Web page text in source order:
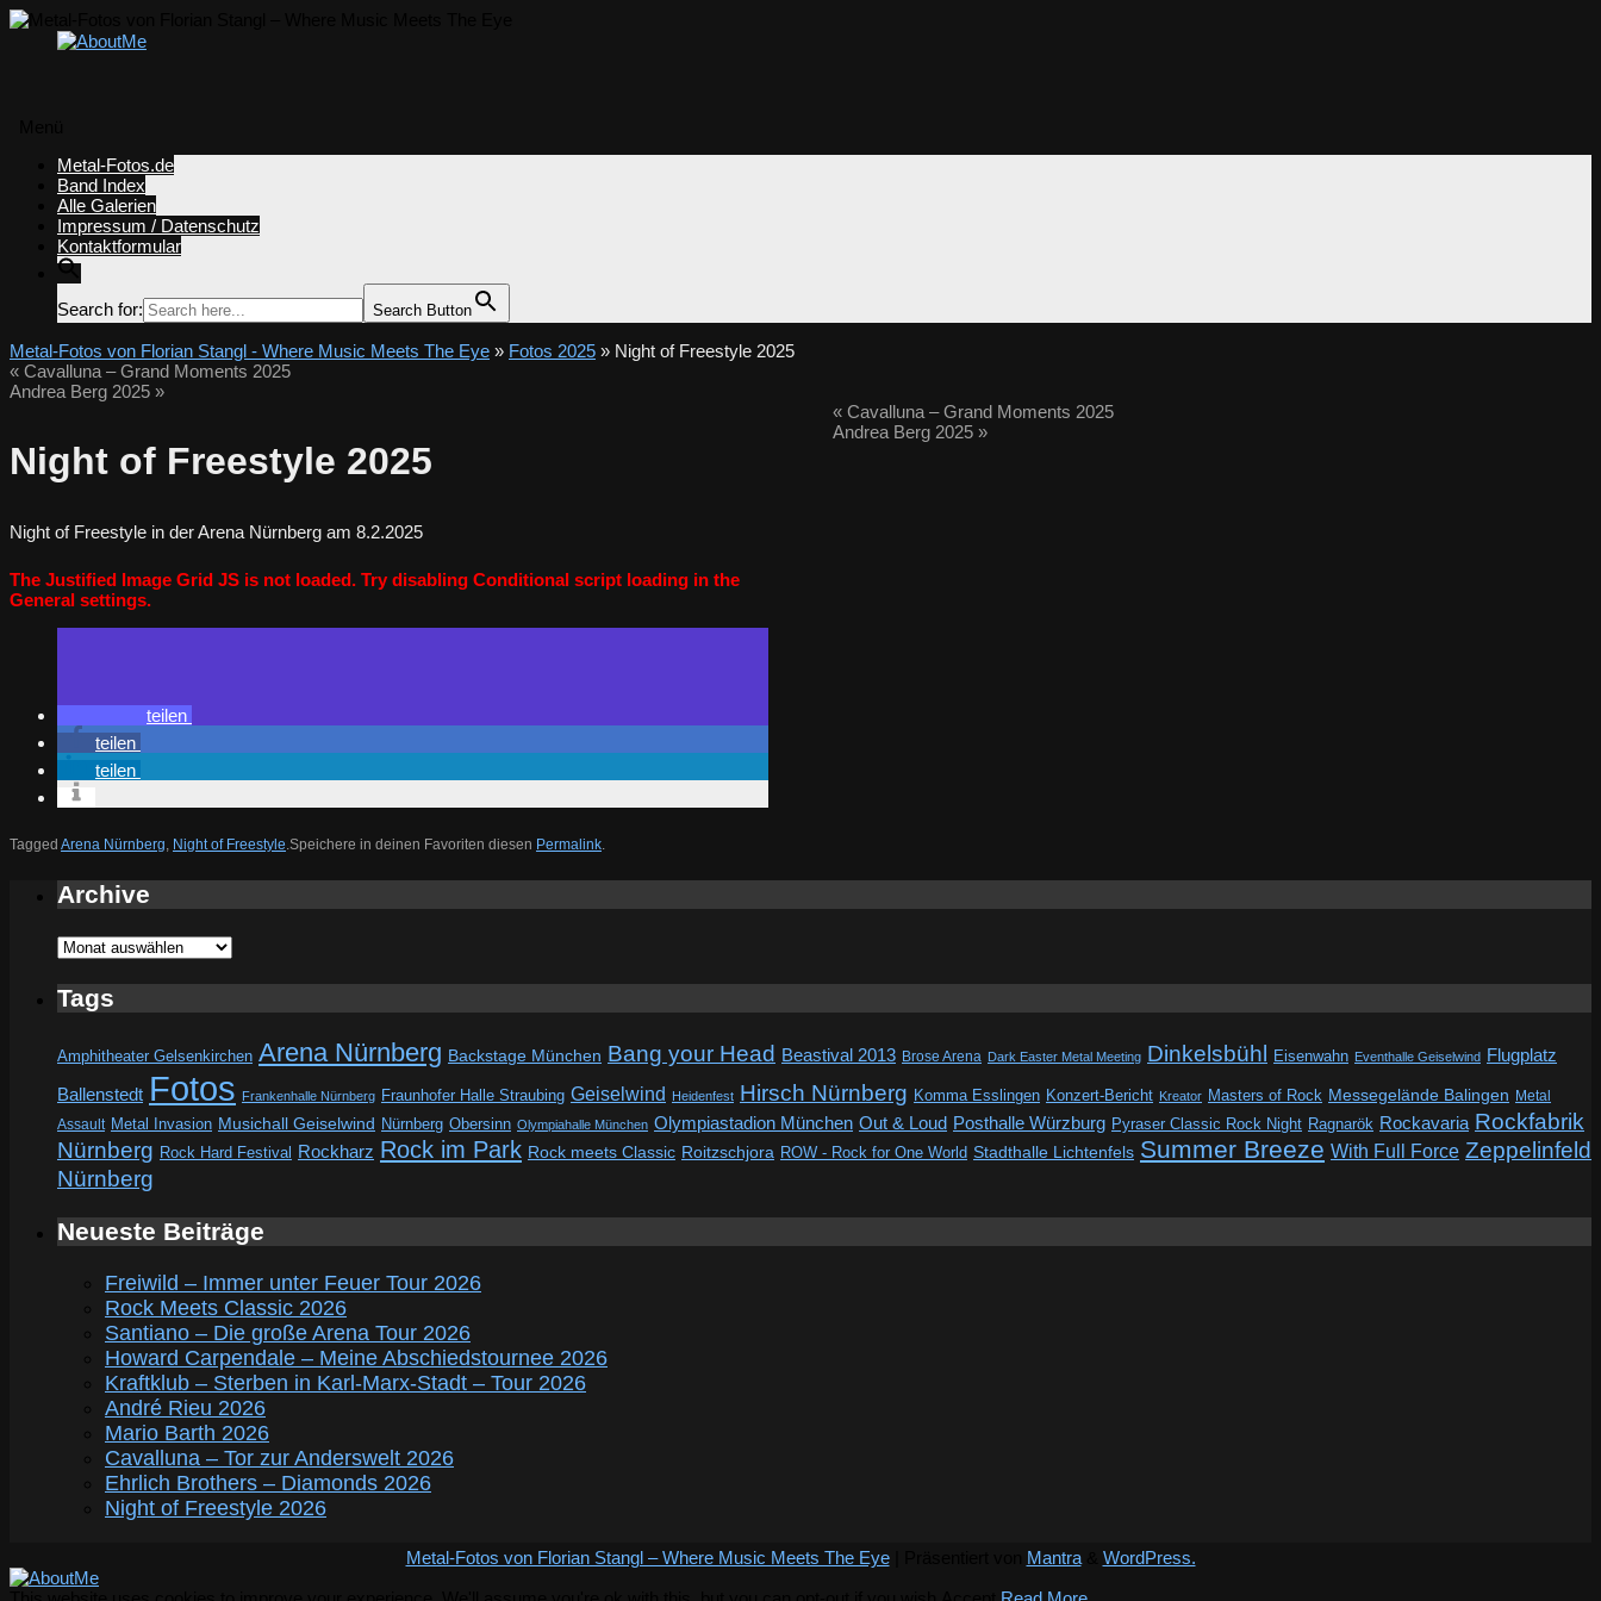
springen
Metal-Fotos.de
Band Index
Alle Galerien
Impressum / Datenschutz
Kontaktformular
Search for: Search Button
Metal-Fotos von Florian Stangl - Where Music Meets The Eye » Fotos 2025 » Night of Freestyle 2025
« Cavalluna – Grand Moments 2025
Andrea Berg 2025 »
Night of Freestyle 2025
Night of Freestyle in der Arena Nürnberg am 8.2.2025
The Justified Image Grid JS is not loaded. Try disabling Conditional script loading in the
General settings.
teilen
teilen
teilen
Tagged Arena Nürnberg, Night of Freestyle.Speichere in deinen Favoriten diesen Permalink.
«Cavalluna – Grand Moments 2025
Andrea Berg 2025 »
Archive
Archive
Tags
Amphitheater Gelsenkirchen Arena Nürnberg Backstage München Bang your Head Beastival 2013 Brose Arena Dark Easter Metal Meeting Dinkelsbühl Eisenwahn Eventhalle Geiselwind Flugplatz
Ballenstedt Fotos Frankenhalle Nürnberg Fraunhofer Halle Straubing Geiselwind Heidenfest Hirsch Nürnberg Komma Esslingen Konzert-Bericht Kreator Masters of Rock Messegelände Balingen Metal
Assault Metal Invasion Musichall Geiselwind Nürnberg Obersinn Olympiahalle München Olympiastadion München Out & Loud Posthalle Würzburg Pyraser Classic Rock Night Ragnarök Rockavaria Rockfabrik
Nürnberg Rock Hard Festival Rockharz Rock im Park Rock meets Classic Roitzschjora ROW - Rock for One World Stadthalle Lichtenfels Summer Breeze With Full Force Zeppelinfeld
Nürnberg
Neueste Beiträge
Freiwild – Immer unter Feuer Tour 2026
Rock Meets Classic 2026
Santiano – Die große Arena Tour 2026
Howard Carpendale – Meine Abschiedstournee 2026
Kraftklub – Sterben in Karl-Marx-Stadt – Tour 2026
André Rieu 2026
Mario Barth 2026
Cavalluna – Tor zur Anderswelt 2026
Ehrlich Brothers – Diamonds 2026
Night of Freestyle 2026
Metal-Fotos von Florian Stangl – Where Music Meets The Eye| Präsentiert von Mantra& WordPress.